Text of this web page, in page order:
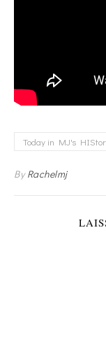
Today in MJ's
ByRachelmj